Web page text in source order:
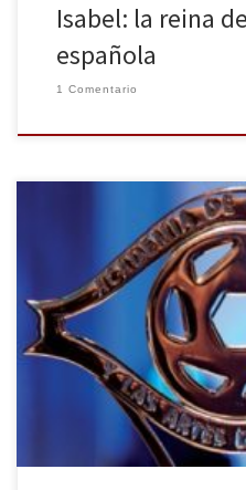
Isabel: la reina
española
1 Comentario
La televisión anoche celebró su
ceremonia de entrega de los
Ciencias y las Artes de
los españoles a través de TVE,
Aranjuez que acogió a más […]